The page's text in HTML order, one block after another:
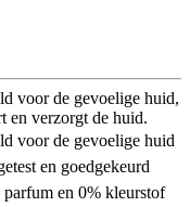
voor de gevoelige huid,
en verzorgt de huid.
voor de gevoelige huid
en goedgekeurd
en 0% kleurstof